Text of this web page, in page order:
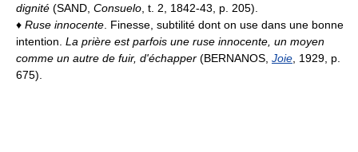
dignité (SAND, Consuelo, t. 2, 1842-43, p. 205).
♦ Ruse innocente. Finesse, subtilité dont on use dans une bonne
intention. La prière est parfois une ruse innocente, un moyen
comme un autre de fuir, d'échapper (BERNANOS, Joie, 1929, p.
675).